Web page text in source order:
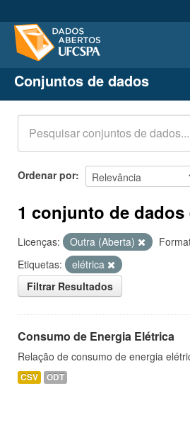
Conjuntos de dados
Organizações
Grupos
Sobre
Conjuntos de dados
Ordenar por
1 conjunto de
Licenças: Outra (Aberta)
Etiquetas:
elétrica
Filtrar Resultados
Consumo de Energia Elétrica
Relação de consumo de energia
CSV ODT